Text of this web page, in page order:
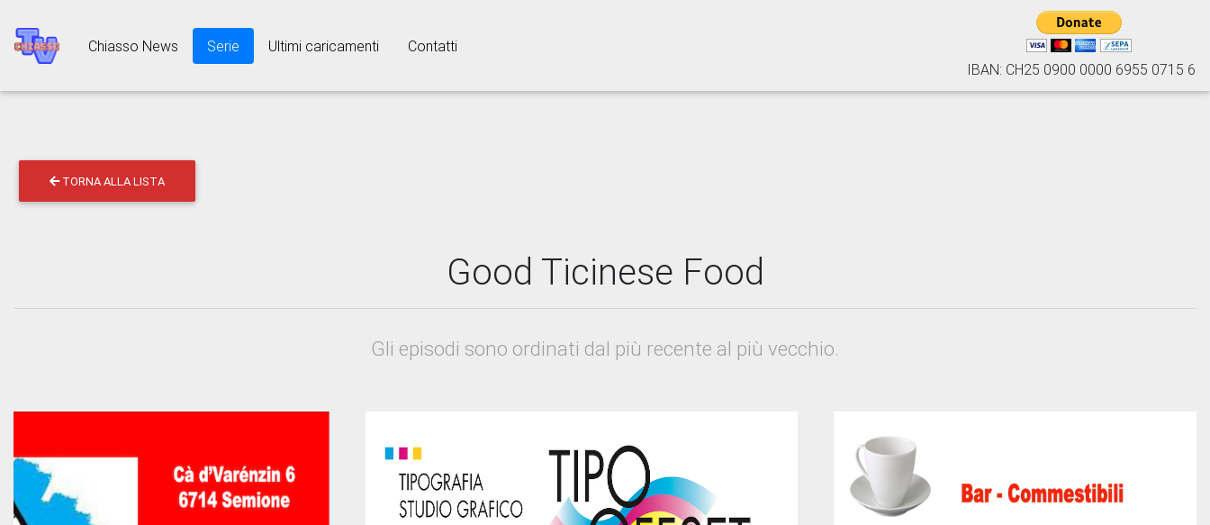
Chiasso News Serie Ultimi caricamenti
Contatti
IBAN: CH25 0900 0000 6955 0715 6
TORNA ALLA LISTA
Good Ticinese Food
Gli episodi sono ordinati dal più recente al più vecchio.